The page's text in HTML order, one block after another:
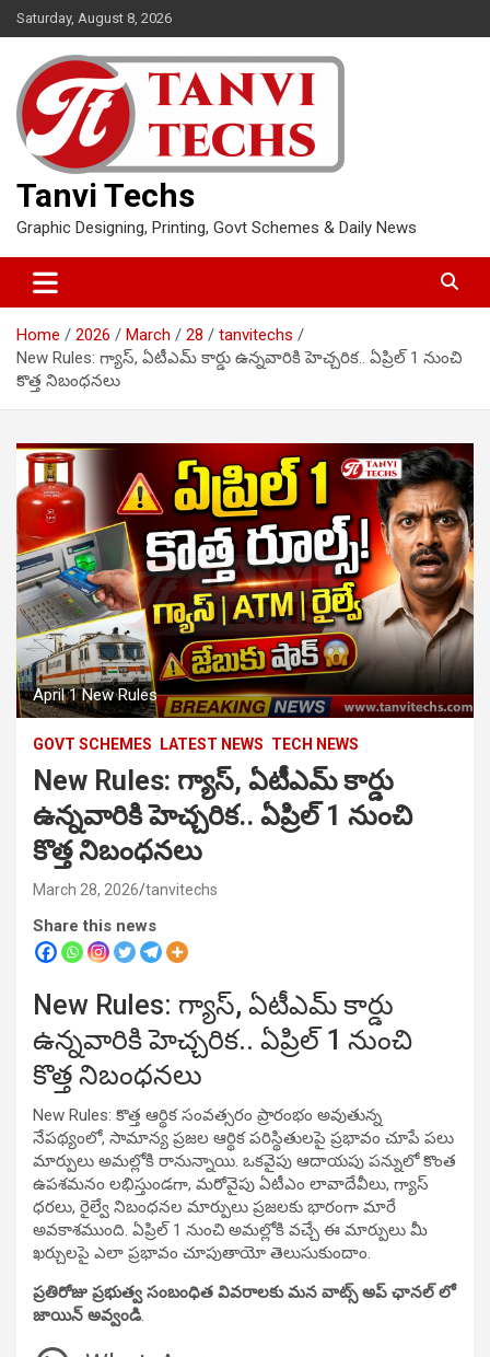
Skip
to
content
Saturday, August 8, 2026
Tanvi Techs
Graphic Designing, Printing, Govt Schemes & Daily News
Home 2026 March 28
tanvitechs
New Rules: గ్యాస్, ఏటీఎమ్ కార్డు ఉన్నవారికి హెచ్చరిక.. ఏప్రిల్ 1 నుంచి
కొత్త నిబంధనలు
April 1 New Rules
GOVT SCHEMES LATEST NEWS TECH NEWS
New Rules: గ్యాస్, ఏటీఎమ్ కార్డు
ఉన్నవారికి హెచ్చరిక.. ఏప్రిల్ 1 నుంచి
కొత్త నిబంధనలు
March 28, 2026 tanvitechs
Share this news
New Rules: గ్యాస్, ఏటీఎమ్ కార్డు
ఉన్నవారికి హెచ్చరిక.. ఏప్రిల్ 1 నుంచి
కొత్త నిబంధనలు
New Rules: కొత్త ఆర్థిక సంవత్సరం ప్రారంభం అవుతున్న
నేపథ్యంలో, సామాన్య ప్రజల ఆర్థిక పరిస్థితులపై ప్రభావం చూపే పలు
మార్పులు అమల్లోకి రానున్నాయి. ఒకవైపు ఆదాయపు పన్నులో కొంత
ఉపశమనం లభిస్తుండగా, మరోవైపు ఏటీఎం లావాదేవీలు, గ్యాస్
ధరలు, రైల్వే నిబంధనల మార్పులు ప్రజలకు భారంగా మారే
అవకాశముంది. ఏప్రిల్ 1 నుంచి అమల్లోకి వచ్చే ఈ మార్పులు మీ
ఖర్చులపై ఎలా ప్రభావం చూపుతాయో తెలుసుకుందాం.
ప్రతిరోజు ప్రభుత్వ సంబంధిత వివరాలకు మన వాట్స్ అప్ ఛానల్ లో
జాయిన్ అవ్వండి.